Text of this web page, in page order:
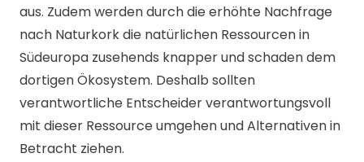
aus. Zudem werden durch die erhöhte Nachfrage
nach Naturkork die natürlichen Ressourcen in
Südeuropa zusehends knapper und schaden dem
dortigen Ökosystem. Deshalb sollten
verantwortliche Entscheider verantwortungsvoll
mit dieser Ressource umgehen und Alternativen in
Betracht ziehen.